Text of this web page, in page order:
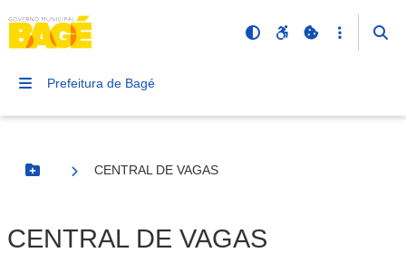
Prefeitura de Bagé
Botão Menu
CENTRAL DE VAGAS
CENTRAL DE VAGAS